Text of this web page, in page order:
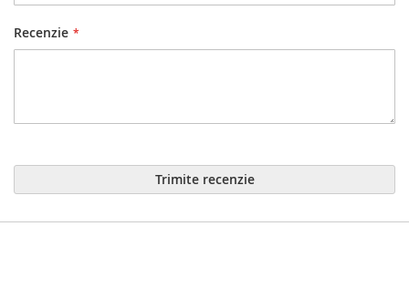
Recenzie
Trimite recenzie